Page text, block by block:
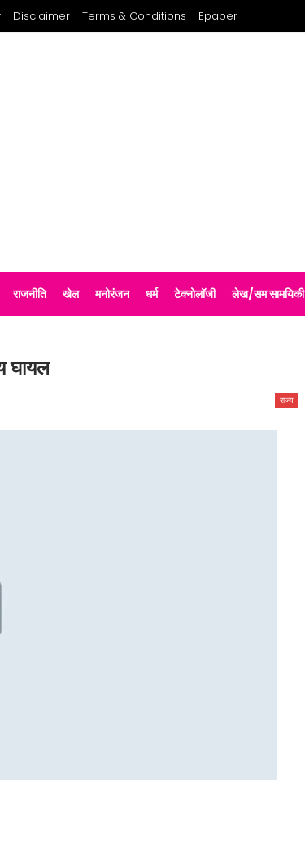
Disclaimer Terms & Conditions Epaper
राजनीति खेल मनोरंजन धर्म टेक्नोलॉजी लेख/सम सामयिकी
घायल
राज्य